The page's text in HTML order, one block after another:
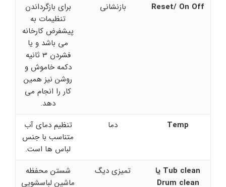
Reset/ On Off
بازنشانی
برای بازگرداندن
تنظیمات به
پیشفرض کارخانه
می باشد و یا
فشردن 3 ثانیه
دکمه خاموش و
روشن نیز همین
کار را انجام می
دهد.
Temp
دما
تنظیم دمای آب
متناسب با جنس
لباس ها است.
Tub clean یا
Drum clean
تمیزی دیگ
شستن محفظه
ماشین لباسشویی